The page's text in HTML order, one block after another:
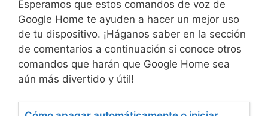
Esperamos que estos comandos de voz de
Google Home te ayuden a hacer un mejor uso
de tu dispositivo. ¡Háganos saber en la sección
de comentarios a continuación si conoce otros
comandos que harán que Google Home sea
aún más divertido y útil!